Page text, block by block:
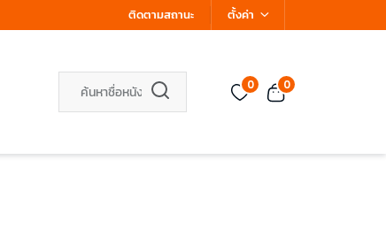
ติดตามสถานะ ตั้งค่า
0 0